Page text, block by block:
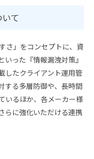
いて
さ」をコンセプトに、資
った『情報漏洩対策』
したクライアント運用管
する多層防御や、長時間
いるほか、各メーカー様
らに強化いただける連携